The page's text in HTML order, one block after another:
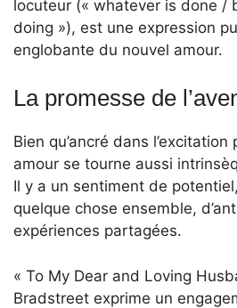
locuteur (« whatever is done /
doing »), est une expression
englobante du nouvel amour.
La promesse de
Bien qu’ancré dans
amour se tourne aussi
Il y a un sentiment de
quelque chose ensemble,
expériences partagées.
« To My Dear and Loving
Bradstreet exprime un